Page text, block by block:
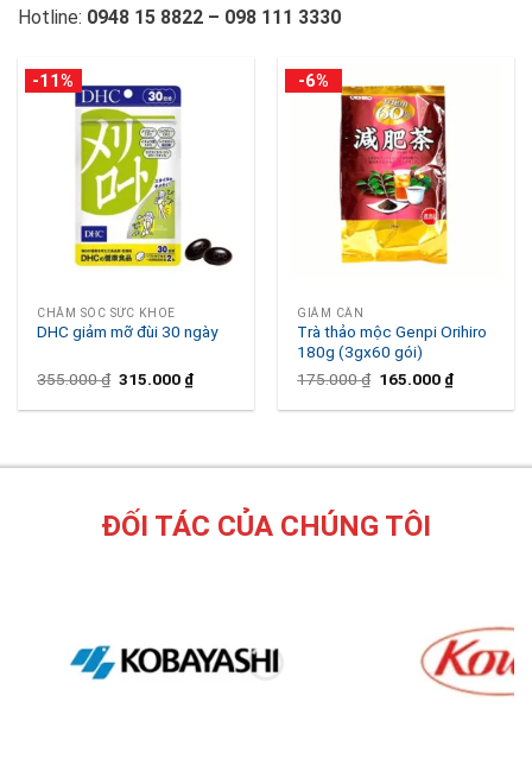
Hotline: 0948 15 8822 – 098 111 3330
-11%
CHĂM SÓC SỨC KHỎE
DHC giảm mỡ đùi 30 ngày
355.000₫ Original
was:
315.000 ₫Current
is:
-6%
GIẢM CÂN
Trà thảo mộc Genpi Orihiro
180g (3gx60 gói)
175.000₫ Original
was:
165.000 ₫Current
is:
ĐỐI TÁC CỦA CHÚNG TÔI